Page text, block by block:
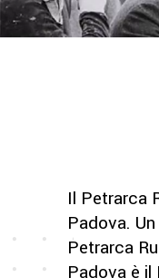
Il Petrarca
Padova.
Petrarca
Padova è il